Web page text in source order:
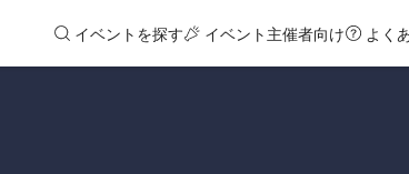
イベントを探す イベント主催者向け よく